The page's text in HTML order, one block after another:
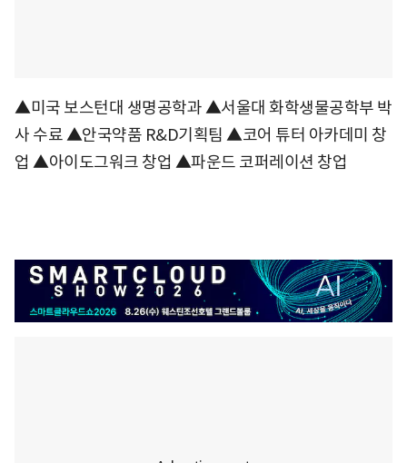
▲미국 보스턴대 생명공학과 ▲서울대 화학생물공학부 박
사 수료 ▲안국약품 R&D기획팀 ▲코어 튜터 아카데미 창
업 ▲아이도그워크 창업 ▲파운드 코퍼레이션 창업